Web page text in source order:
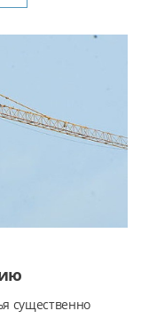
существенно